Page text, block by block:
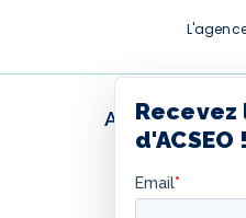
d'ACSEO !
Hubspot. Pour